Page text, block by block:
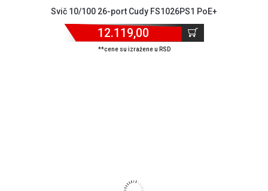
Svič 10/100 26-port Cudy FS1026PS1 PoE+
12.119,00
**cene su izražene u RSD